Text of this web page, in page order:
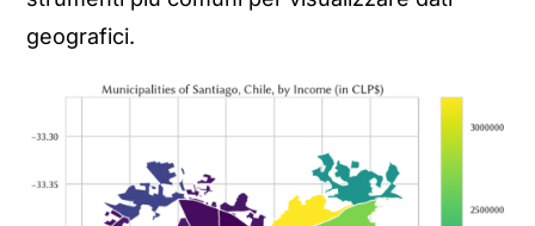
geografici.